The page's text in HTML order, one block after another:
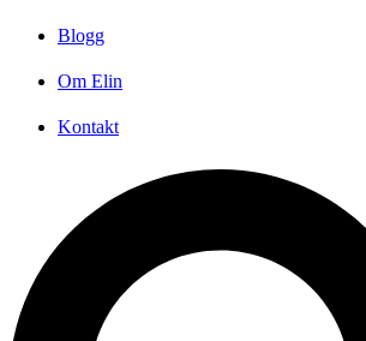
Blogg
Om Elin
Kontakt